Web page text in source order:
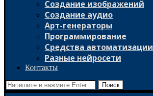
Создание изображений
Создание аудио
Арт-генераторы
Программирование
Средства автоматизации
Разные нейросети
Контакты
Поиск